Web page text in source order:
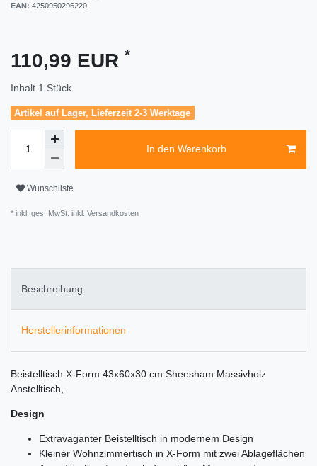
EAN: 4250950296220
110,99 EUR *
Inhalt 1 Stück
Artikel auf Lager, Lieferzeit 2-3 Werktage
In den Warenkorb
Wunschliste
* inkl. ges. MwSt. inkl. Versandkosten
Beschreibung
Herstellerinformationen
Beistelltisch X-Form 43x60x30 cm Sheesham Massivholz
Anstelltisch,
Design
Extravaganter Beistelltisch in modernem Design
Kleiner Wohnzimmertisch in X-Form mit zwei Ablageflächen